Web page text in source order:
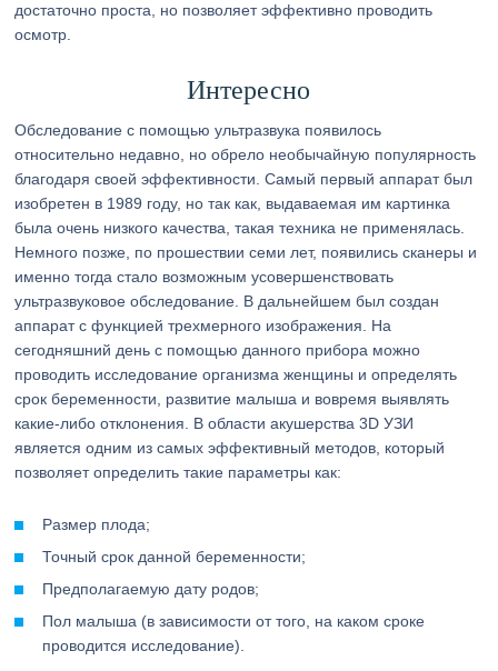
достаточно проста, но позволяет эффективно проводить
осмотр.
Интересно
Обследование с помощью ультразвука появилось
относительно недавно, но обрело необычайную популярность
благодаря своей эффективности. Самый первый аппарат был
изобретен в 1989 году, но так как, выдаваемая им картинка
была очень низкого качества, такая техника не применялась.
Немного позже, по прошествии семи лет, появились сканеры и
именно тогда стало возможным усовершенствовать
ультразвуковое обследование. В дальнейшем был создан
аппарат с функцией трехмерного изображения. На
сегодняшний день с помощью данного прибора можно
проводить исследование организма женщины и определять
срок беременности, развитие малыша и вовремя выявлять
какие-либо отклонения. В области акушерства 3D УЗИ
является одним из самых эффективный методов, который
позволяет определить такие параметры как:
Размер плода;
Точный срок данной беременности;
Предполагаемую дату родов;
Пол малыша (в зависимости от того, на каком сроке
проводится исследование).